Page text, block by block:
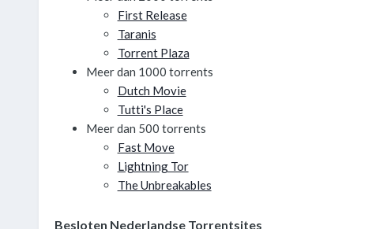
First Release
Taranis
Torrent Plaza
Meer dan 1000 torrents
Dutch Movie
Tutti's Place
Meer dan 500 torrents
Fast Move
Lightning Tor
The Unbreakables
Besloten Nederlandse Torrentsites